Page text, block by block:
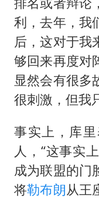
利，去年，我
后，这对于我
够回来再度对
显然会有很多
很刺激，但我
事实上，库
人，“这事实
成为联盟的门
将勒布朗从王